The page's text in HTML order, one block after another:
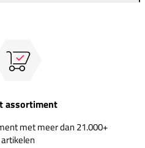
assortiment
met meer dan 21.000+
artikelen